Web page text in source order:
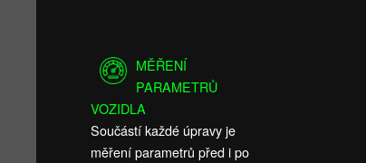
MĚŘENÍ
PARAMETRŮ
VOZIDLA
Součástí každé úpravy je
měření parametrů před i po